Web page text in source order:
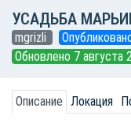
УСАДЬБА
mgrizli
Обновлено 7 августа
Описание Локация